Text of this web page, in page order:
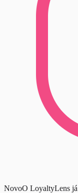
NovoO LoyaltyLens